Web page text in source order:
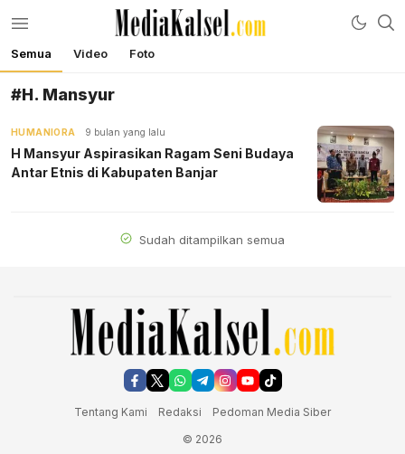
mediakalsel.com
Berita Update Banua
Semua Video Foto
#H. Mansyur
HUMANIORA 9 bulan yang lalu
H Mansyur Aspirasikan Ragam Seni Budaya
Antar Etnis di Kabupaten Banjar
Sudah ditampilkan semua
Tentang Kami Redaksi
Pedoman Media Siber
© 2026